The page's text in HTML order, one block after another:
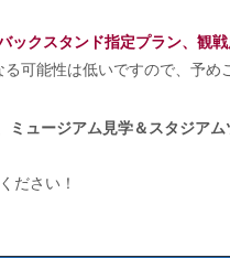
クスタンド指定プラン、観
可能性は低いですので、予め
ュージアム見学＆スタジアム
ださい！